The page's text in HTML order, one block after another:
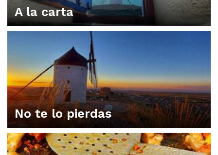
A la carta
ORGANIZA TU PLAN EN CONSUEGRA
No te lo pierdas